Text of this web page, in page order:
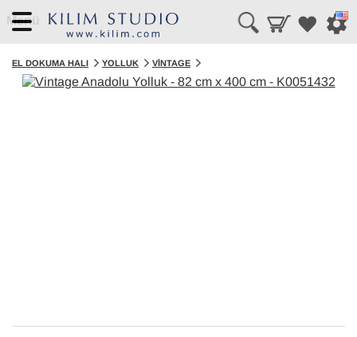
Menü
EL DOKUMA HALI YOLLUK VINTAGE